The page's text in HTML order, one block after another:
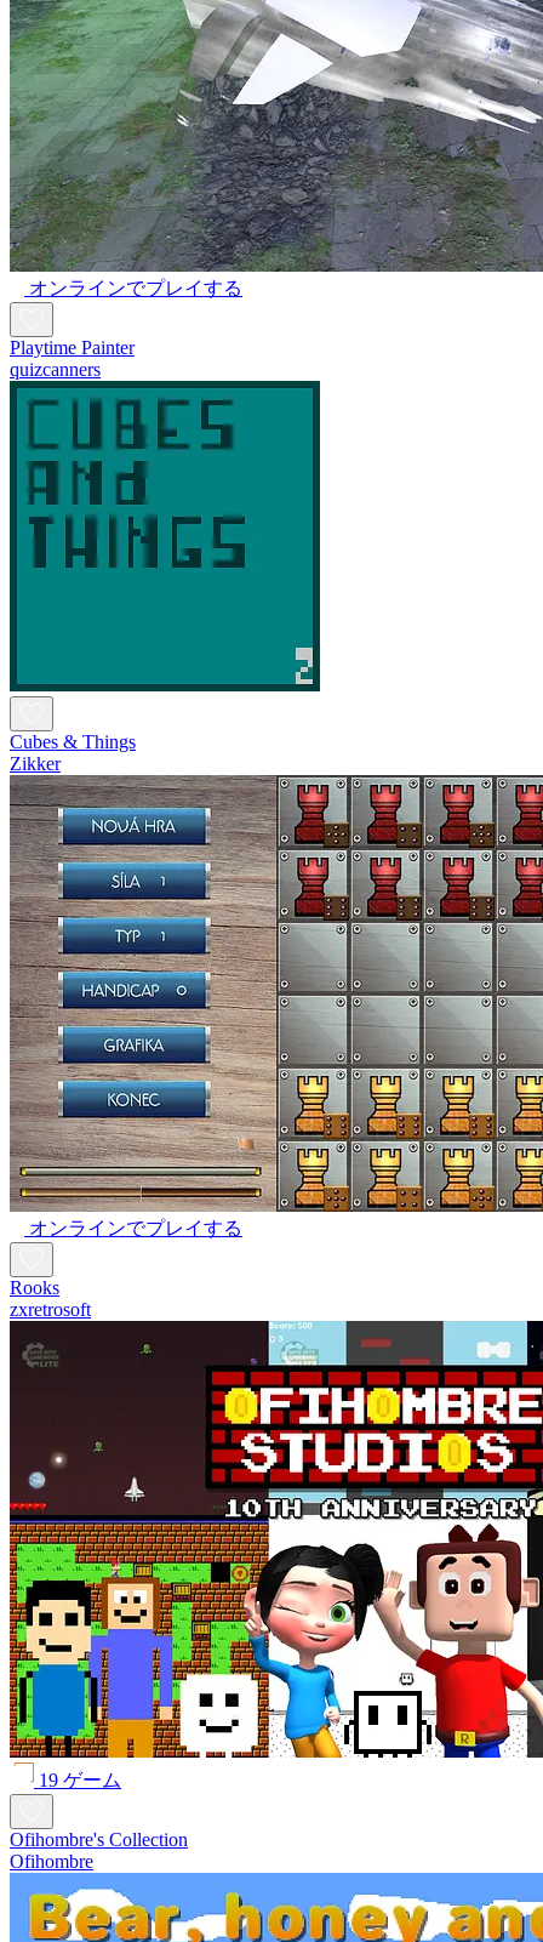
オンラインでプレイする
Playtime Painter
quizcanners
Cubes & Things
Zikker
オンラインでプレイする
Rooks
zxretrosoft
19 ゲーム
Ofihombre's Collection
Ofihombre